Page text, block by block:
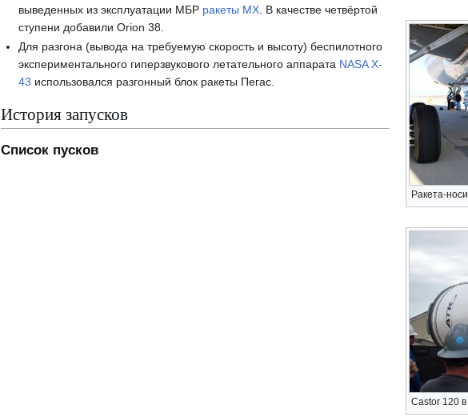
Ракета-
Castor 120
выведенных из эксплуатации МБР ракеты MX. В качестве четвёртой
ступени добавили Orion 38.
Для разгона (вывода на требуемую скорость и высоту) беспилотного
экспериментального гиперзвукового летательного аппарата NASA X-
43 использовался разгонный блок ракеты Пегас.
История запусков
Список пусков